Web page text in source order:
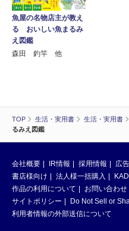
TOP 生活・実用書 生活・実用書
るみえ図鑑
魚屋の名物店主が教え
る おいしい魚まるみ
え図鑑
森田 釣竿 他
会社概要 IR情報 採用情報 広
書店様向け
法人様一括購入
作品の利用について
お問い合わせ
サイトポリシー
Do Not Sell or
利用者情報の外部送信について